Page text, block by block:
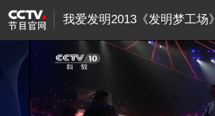
我爱发明2013《发明梦工场》